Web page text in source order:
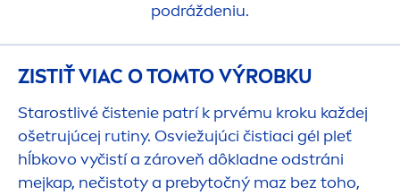
podráždeniu.
ZISTIŤ VIAC O TOMTO VÝROBKU
Starostlivé čistenie patrí k prvému kroku každej
ošetrujúcej rutiny. Osviežujúci čistiaci gél pleť
hĺbkovo vyčistí a zároveň dôkladne odstráni
mejkap, nečistoty a prebytočný maz bez toho,